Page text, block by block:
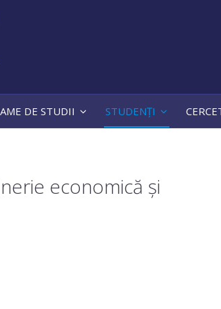
DE STUDII STUDENȚI
economică și